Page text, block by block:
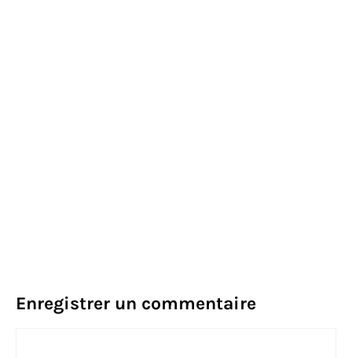
Enregistrer un commentaire